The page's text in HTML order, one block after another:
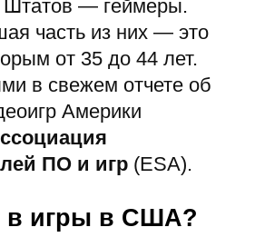
— геймеры.
часть из них — это
от 35 до 44 лет.
в свежем отчете об
Америки
ПО и игр (ESA).
в игры в США?